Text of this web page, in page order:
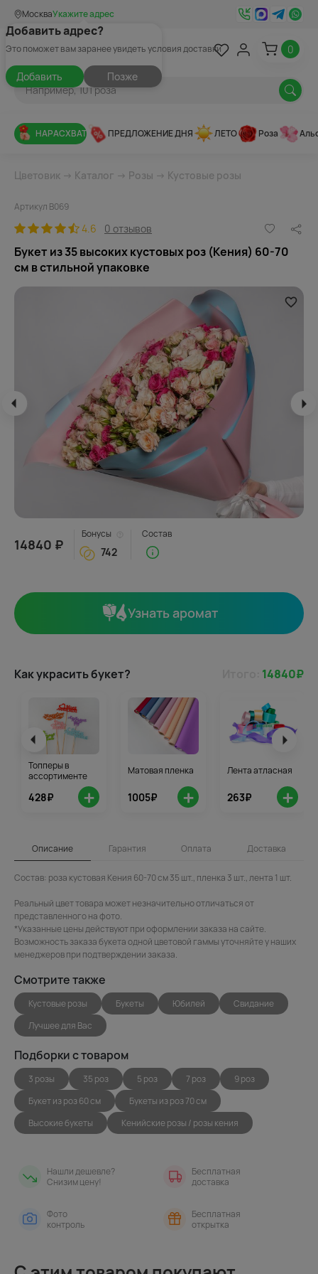
МоскваУкажите адрес
Добавить адрес?
Это поможет вам заранее увидеть условия доставки
Добавить Позже
0
НАРАСХВАТ ПРЕДЛОЖЕНИЕ ДНЯ ЛЕТО Роза
Цветовик → Каталог → Розы → Кустовые розы
Артикул В069
4.6 0 отзывов
Букет из 35 высоких кустовых роз (Кения) 60-70
см в стильной упаковке
14840 ₽
Бонусы
742
Состав
Узнать аромат
Как украсить букет? 14840₽
Топперы в
ассортименте
428₽ +
Матовая пленка
1005₽ +
Лента атласная
263₽ +
Описание Гарантия Оплата Доставка
Состав: роза кустовая Кения 60-70 см 35 шт., пленка 3 шт., лента 1 шт.
Реальный цвет товара может незначительно отличаться от
представленного на фото.
*Указанные цены действуют при оформлении заказа на сайте.
Возможность заказа букета одной цветовой гаммы уточняйте у наших
менеджеров при подтверждении заказа.
Смотрите также
Кустовые розы Букеты Юбилей
Свидание
Лучшее для Вас
Подборки с товаром
3 розы 35 роз 5 роз 7 роз
9 роз
Букет из роз 60 см
Букеты из роз 70 см
Высокие букеты
Кенийские розы / розы кения
Нашли дешевле?
Снизим цену!
Бесплатная
доставка
Фото
контроль
Бесплатная
открытка